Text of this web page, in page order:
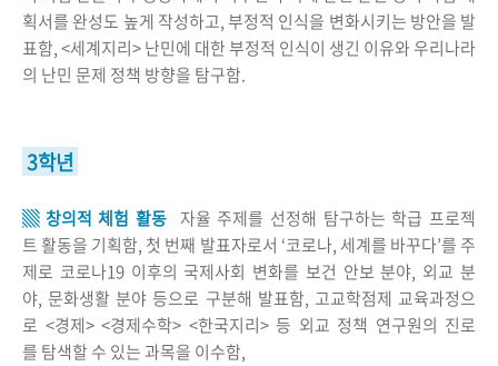
획서를 완성도 높게 작성하고, 부정적 인식을 변화시키는 방안을 발
표함, <세계지리> 난민에 대한 부정적 인식이 생긴 이유와 우리나라
의 난민 문제 정책 방향을 탐구함.
3학년
▒ 창의적 체험 활동 자율 주제를 선정해 탐구하는 학급 프로젝
트 활동을 기획함, 첫 번째 발표자로서 ‘코로나, 세계를 바꾸다’를 주
제로 코로나19 이후의 국제사회 변화를 보건 안보 분야, 외교 분
야, 문화생활 분야 등으로 구분해 발표함, 고교학점제 교육과정으
로 <경제> <경제수학> <한국지리> 등 외교 정책 연구원의 진로
를 탐색할 수 있는 과목을 이수함,